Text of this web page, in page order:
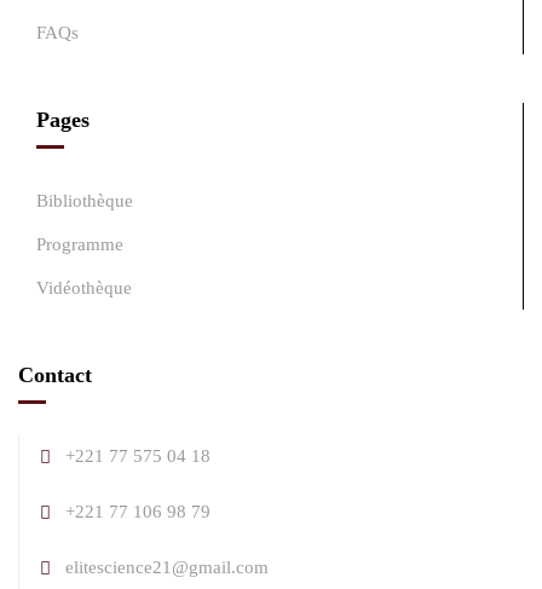
FAQs
Pages
Bibliothèque
Programme
Vidéothèque
Contact
+221 77 575 04 18
+221 77 106 98 79
elitescience21@gmail.com